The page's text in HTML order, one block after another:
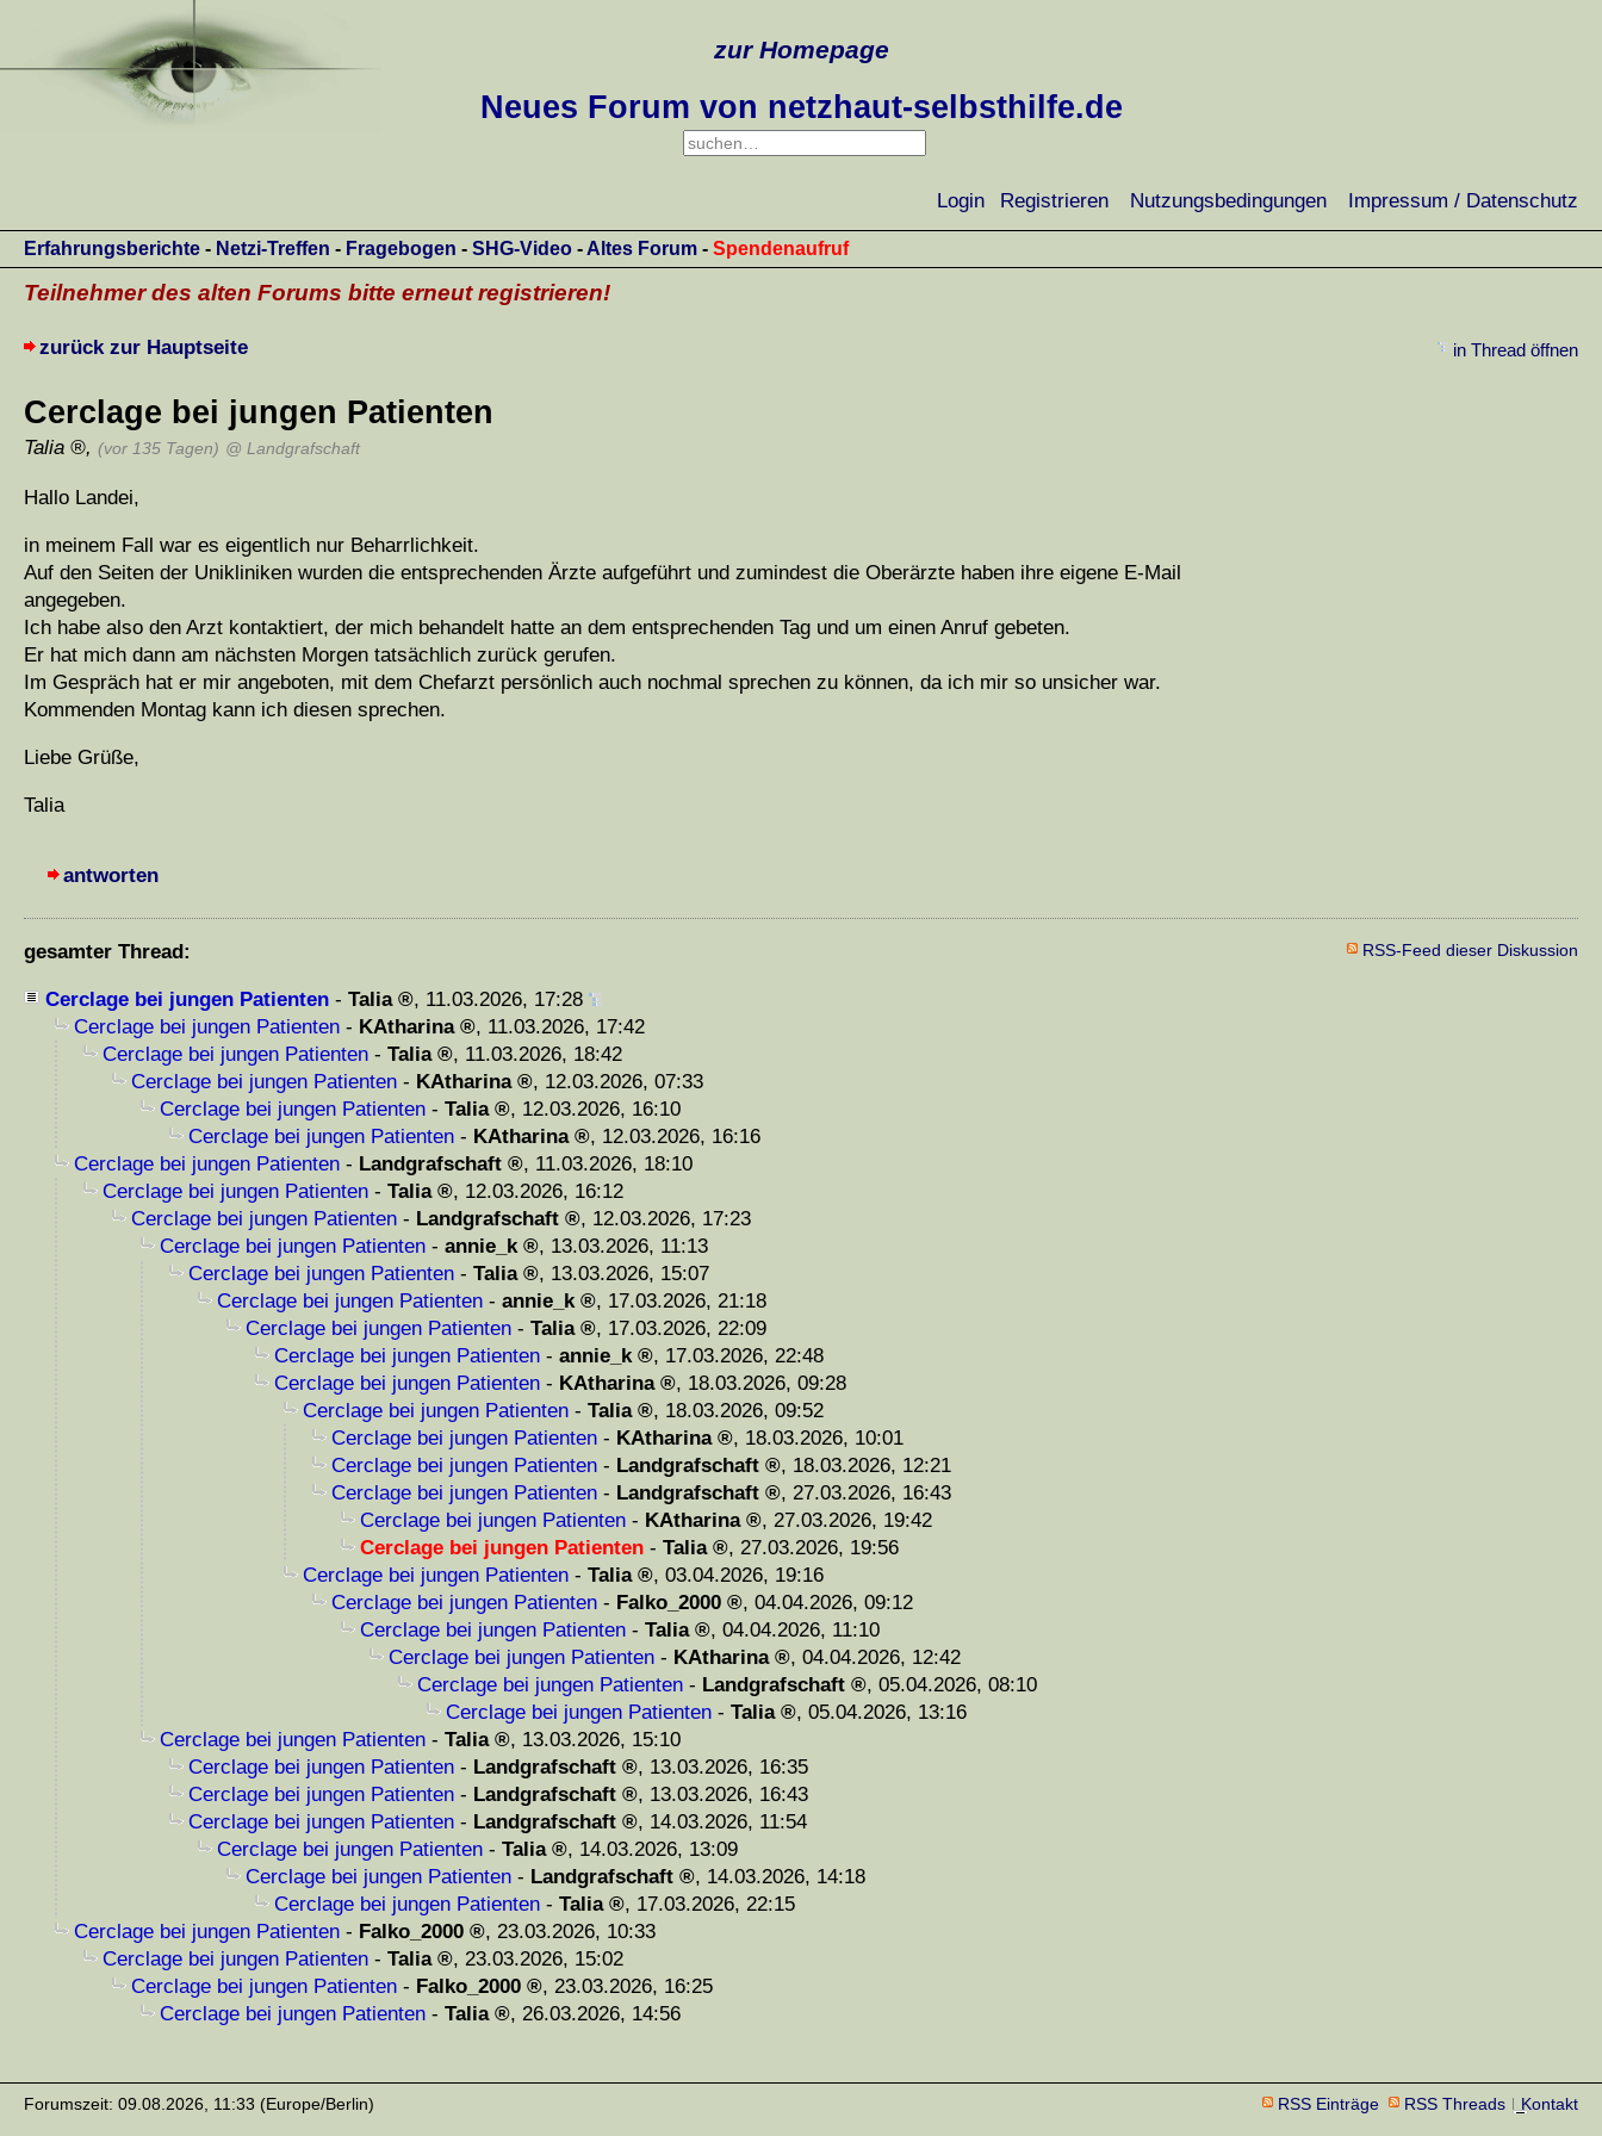
zur Homepage
Neues Forum von netzhaut-selbsthilfe.de
Login Registrieren Nutzungsbedingungen Impressum / Datenschutz
Erfahrungsberichte - Netzi-Treffen - Fragebogen - SHG-Video -Altes Forum - Spendenaufruf
Teilnehmer des alten Forums bitte erneut registrieren!
zurück zur Hauptseite in Thread öffnen
Cerclage bei jungen Patienten
Talia , (vor 135 Tagen) @ Landgrafschaft
Hallo Landei,
in meinem Fall war es eigentlich nur Beharrlichkeit.
Auf den Seiten der Unikliniken wurden die entsprechenden Ärzte aufgeführt und zumindest die Oberärzte haben ihre eigene E-Mail
angegeben.
Ich habe also den Arzt kontaktiert, der mich behandelt hatte an dem entsprechenden Tag und um einen Anruf gebeten.
Er hat mich dann am nächsten Morgen tatsächlich zurück gerufen.
Im Gespräch hat er mir angeboten, mit dem Chefarzt persönlich auch nochmal sprechen zu können, da ich mir so unsicher war.
Kommenden Montag kann ich diesen sprechen.
Liebe Grüße,
Talia
antworten
gesamter Thread: RSS-Feed dieser Diskussion
Cerclage bei jungen Patienten - Talia , 11.03.2026, 17:28
Cerclage bei jungen Patienten - KAtharina , 11.03.2026, 17:42
Cerclage bei jungen Patienten - Talia , 11.03.2026, 18:42
Cerclage bei jungen Patienten - KAtharina , 12.03.2026, 07:33
Cerclage bei jungen Patienten - Talia , 12.03.2026, 16:10
Cerclage bei jungen Patienten - KAtharina , 12.03.2026, 16:16
Cerclage bei jungen Patienten - Landgrafschaft , 11.03.2026, 18:10
Cerclage bei jungen Patienten - Talia , 12.03.2026, 16:12
Cerclage bei jungen Patienten - Landgrafschaft , 12.03.2026, 17:23
Cerclage bei jungen Patienten - annie_k , 13.03.2026, 11:13
Cerclage bei jungen Patienten - Talia , 13.03.2026, 15:07
Cerclage bei jungen Patienten - annie_k , 17.03.2026, 21:18
Cerclage bei jungen Patienten - Talia , 17.03.2026, 22:09
Cerclage bei jungen Patienten - annie_k , 17.03.2026, 22:48
Cerclage bei jungen Patienten - KAtharina , 18.03.2026, 09:28
Cerclage bei jungen Patienten - Talia , 18.03.2026, 09:52
Cerclage bei jungen Patienten - KAtharina , 18.03.2026, 10:01
Cerclage bei jungen Patienten - Landgrafschaft , 18.03.2026, 12:21
Cerclage bei jungen Patienten - Landgrafschaft , 27.03.2026, 16:43
Cerclage bei jungen Patienten - KAtharina , 27.03.2026, 19:42
Cerclage bei jungen Patienten - Talia , 27.03.2026, 19:56
Cerclage bei jungen Patienten - Talia , 03.04.2026, 19:16
Cerclage bei jungen Patienten - Falko_2000 , 04.04.2026, 09:12
Cerclage bei jungen Patienten - Talia , 04.04.2026, 11:10
Cerclage bei jungen Patienten - KAtharina , 04.04.2026, 12:42
Cerclage bei jungen Patienten - Landgrafschaft , 05.04.2026, 08:10
Cerclage bei jungen Patienten - Talia , 05.04.2026, 13:16
Cerclage bei jungen Patienten - Talia , 13.03.2026, 15:10
Cerclage bei jungen Patienten - Landgrafschaft , 13.03.2026, 16:35
Cerclage bei jungen Patienten - Landgrafschaft , 13.03.2026, 16:43
Cerclage bei jungen Patienten - Landgrafschaft , 14.03.2026, 11:54
Cerclage bei jungen Patienten - Talia , 14.03.2026, 13:09
Cerclage bei jungen Patienten - Landgrafschaft , 14.03.2026, 14:18
Cerclage bei jungen Patienten - Talia , 17.03.2026, 22:15
Cerclage bei jungen Patienten - Falko_2000 , 23.03.2026, 10:33
Cerclage bei jungen Patienten - Talia , 23.03.2026, 15:02
Cerclage bei jungen Patienten - Falko_2000 , 23.03.2026, 16:25
Cerclage bei jungen Patienten - Talia , 26.03.2026, 14:56
Forumszeit: 09.08.2026, 11:33 (Europe/Berlin) RSS Einträge RSS Threads Kontakt